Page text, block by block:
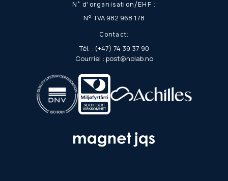
N° d'organisation/EHF :
N° TVA 982 968 178
Contact:
Tél. : (+47) 74 39 37 90
Courriel : post@nolab.no